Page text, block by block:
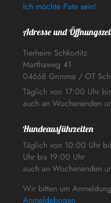
Ich möchte Pate sein!
Adresse und
Tierheim Schkortitz
Marthaweg 41
04668 Grimma / OT
Täglich von 17:00 Uhr
auch an Wochenenden
Hundeausführzeiten
Täglich von 10:00 Uhr
Uhr bis 19:00 Uhr
auch an Wochenenden
Wir bitten um
Anmeldebogen